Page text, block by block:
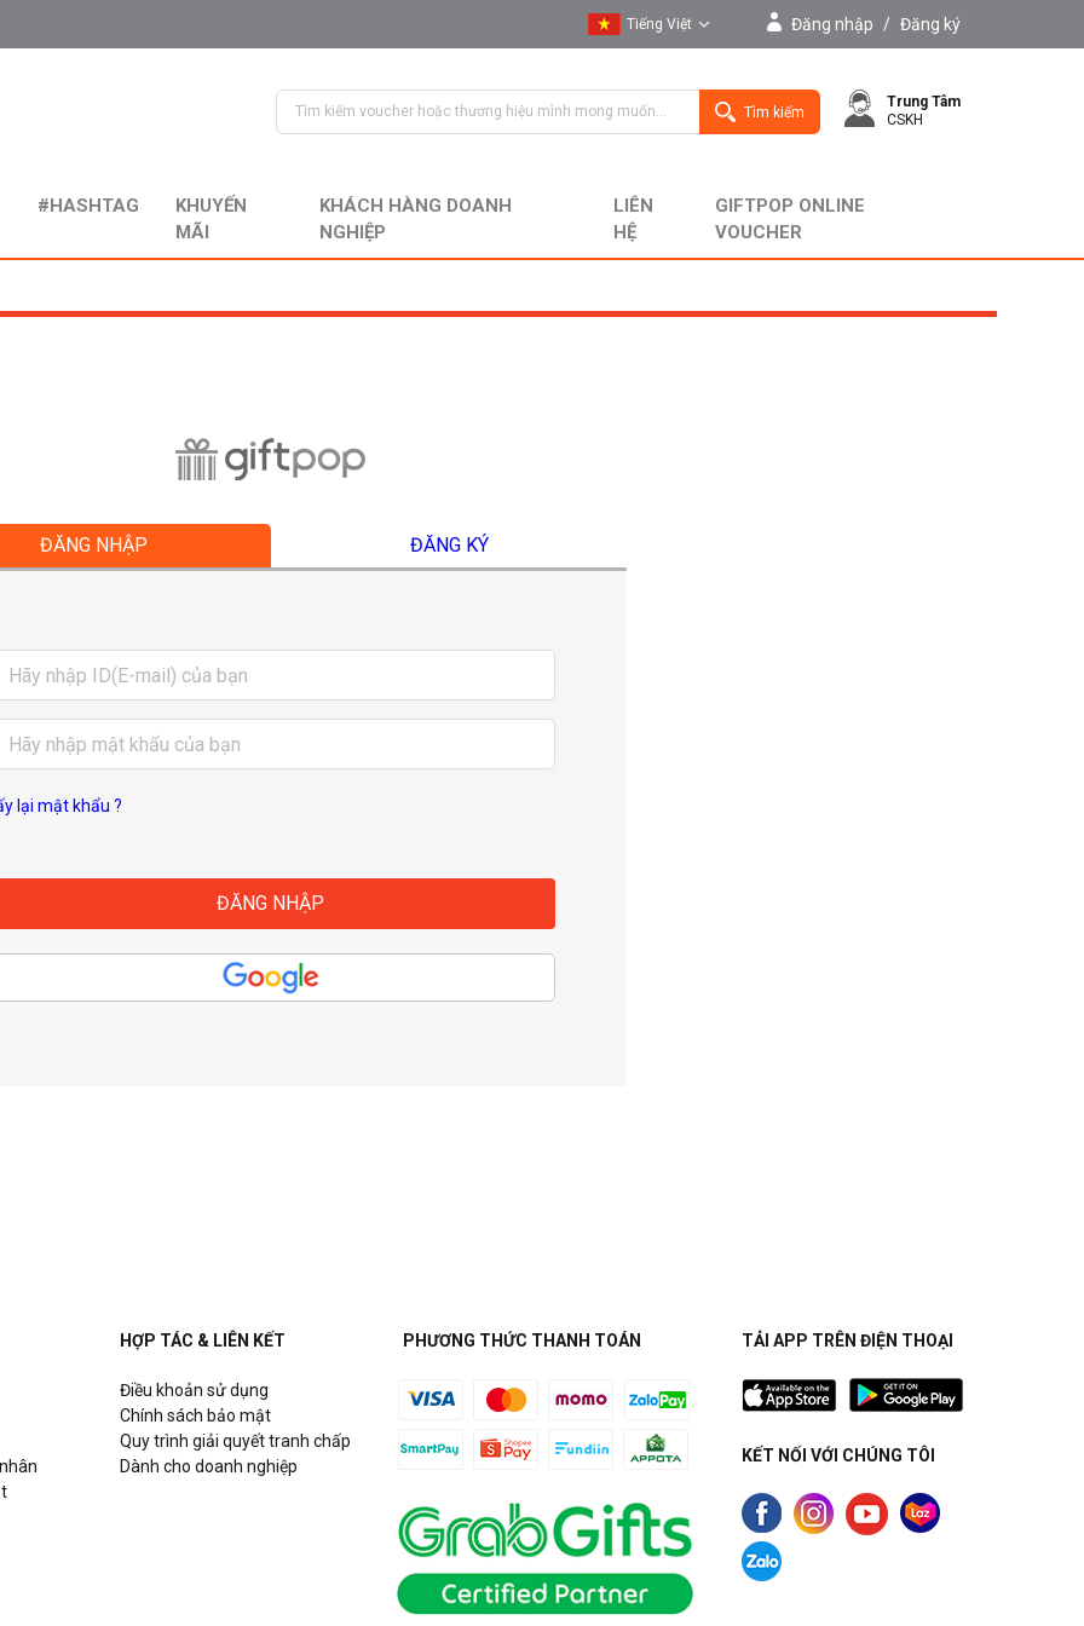
Tiếng Việt
English
Đăng nhập / Đăng ký
Tìm kiếm
Trung Tâm
CSKH
#HASHTAG
KHUYẾN
MÃI
KHÁCH HÀNG DOANH
NGHIỆP
LIÊN
HỆ
GIFTPOP ONLINE
VOUCHER
ĐĂNG NHẬP ĐĂNG KÝ
lại mật khẩu ?
HỢP TÁC & LIÊN KẾT
Điều khoản sử dụng
Chính sách bảo mật
Quy trình giải quyết tranh chấp
Dành cho doanh nghiệp
PHƯƠNG THỨC THANH TOÁN TẢI APP TRÊN ĐIỆN THOẠI
KẾT NỐI VỚI CHÚNG TÔI